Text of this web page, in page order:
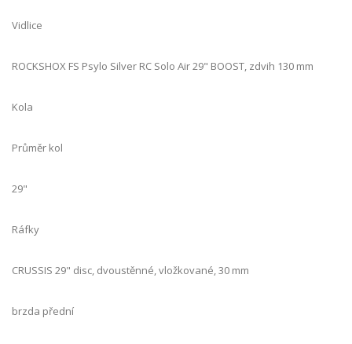
Vidlice
ROCKSHOX FS Psylo Silver RC Solo Air 29" BOOST, zdvih 130 mm
Kola
Průměr kol
29"
Ráfky
CRUSSIS 29" disc, dvoustěnné, vložkované, 30 mm
brzda přední